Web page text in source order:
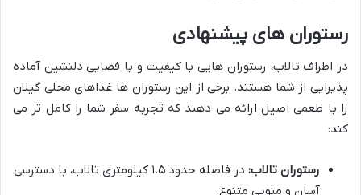
رستوران های پیشنهادی
در اطراف تالاب، رستوران هایی با کیفیت و با فضایی دلنشین آماده
پذیرایی از شما هستند. برخی از این رستوران ها غذاهای محلی گیلان
را با طعمی اصیل ارائه می دهند که تجربه سفر شما را کامل تر می
کند:
رستوران تالاب:
در فاصله حدود ۱.۵ کیلومتری تالاب، با دسترسی
آسان و منویی متنوع.